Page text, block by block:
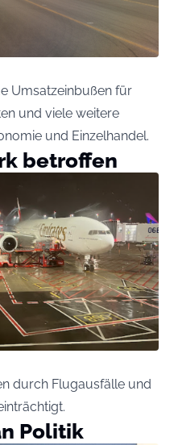
Umsatzeinbußen für
und viele weitere
und Einzelhandel.
betroffen
durch Flugausfälle und
Politik